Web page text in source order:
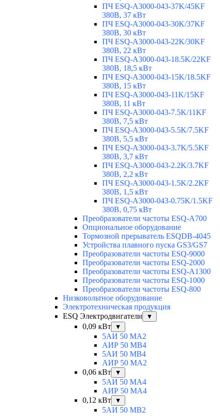
ПЧ ESQ-A3000-043-37K/45KF
380В, 37 кВт
ПЧ ESQ-A3000-043-30K/37KF
380В, 30 кВт
ПЧ ESQ-A3000-043-22K/30KF
380В, 22 кВт
ПЧ ESQ-A3000-043-18.5K/22KF
380В, 18,5 кВт
ПЧ ESQ-A3000-043-15K/18.5KF
380В, 15 кВт
ПЧ ESQ-A3000-043-11K/15KF
380В, 11 кВт
ПЧ ESQ-A3000-043-7.5K/11KF
380В, 7,5 кВт
ПЧ ESQ-A3000-043-5.5K/7.5KF
380В, 5,5 кВт
ПЧ ESQ-A3000-043-3.7K/5.5KF
380В, 3,7 кВт
ПЧ ESQ-A3000-043-2.2K/3.7KF
380В, 2,2 кВт
ПЧ ESQ-A3000-043-1.5K/2.2KF
380В, 1,5 кВт
ПЧ ESQ-A3000-043-0.75K/1.5KF
380В, 0,75 кВт
Преобразователи частоты ESQ-A700
Опциональное оборудование
Тормозной прерыватель ESQDB-4045
Устройства плавного пуска GS3/GS7
Преобразователи частоты ESQ-9000
Преобразователи частоты ESQ-2000
Преобразователи частоты ESQ-A1300
Преобразователи частоты ESQ-1000
Преобразователи частоты ESQ-800
Низковольтное оборудование
Электротехническая продукция
ESQ Электродвигатели
▼
0,09 кВт ▼
5АИ 50 МА2
АИР 50 МВ4
5АИ 50 МB4
АИР 50 МА2
0,06 кВт
▼
5АИ 50 МА4
АИР 50 MA4
0,12 кВт
▼
5АИ 50 МB2